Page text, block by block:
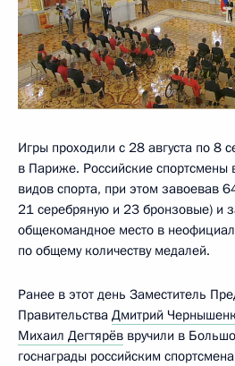
Игры проходили с 28 августа по 8
в Париже. Российские спортсмены
видов спорта, при этом завоевав
21 серебряную и 23 бронзовые) и
общекомандное место в
по общему количеству медалей.
Ранее в этот день Заместитель
Правительства Дмитрий
Михаил Дегтярёв вручили в
госнаграды российским